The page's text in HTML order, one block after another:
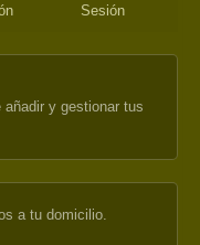
Sesión
y gestionar tus
a tu domicilio.